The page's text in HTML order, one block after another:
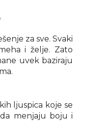
za sve. Svaki
i želje. Zato
uvek baziraju
ljuspica koje se
menjaju boju i